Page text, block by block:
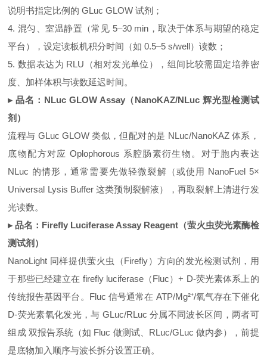
说明书指定比例的 GLuc GLOW 试剂；
4. 混匀、室温静置（常见 5–30 min，取决于体系与期望的稳定
平台），设定读板机积分时间（如 0.5–5 s/well）读数；
5. 数据表达为 RLU（相对发光单位），组间比较需固定培养密
度、加样体积与读数延迟时间。
▸ 品名：NLuc GLOW Assay（NanoKAZ/NLuc 辉光型检测试
剂）
流程与 GLuc GLOW 类似，但配对的是 NLuc/NanoKAZ 体系，
底物配方对应 Oplophorous 系腔肠素衍生物。对于胞内表达
NLuc 的情形，通常需要先做轻微裂解（或使用 NanoFuel 5×
Universal Lysis Buffer 这类预制裂解液），再取裂解上清进行发
光读数。
▸ 品名：Firefly Luciferase Assay Reagent（萤火虫荧光素酶检
测试剂）
NanoLight 同样提供萤火虫（Firefly）方向的发光检测试剂，用
于那些已经建立在 firefly luciferase（Fluc）+ D‑荧光素体系上的
传统报告基因平台。Fluc 信号通常在 ATP/Mg²⁺/氧气存在下催化
D‑荧光素氧化发光，与 GLuc/RLuc 分属不同波长区间，两者可
组成 双报告系统（如 Fluc 做测试、RLuc/GLuc 做内参），前提
是底物加入顺序与波长拆分设置正确。